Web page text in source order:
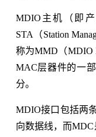
MDIO主机（即
STA（Station
称为MMD（MDIO
MAC层器件的一
分。
MDIO接口包括两
向数据线，而